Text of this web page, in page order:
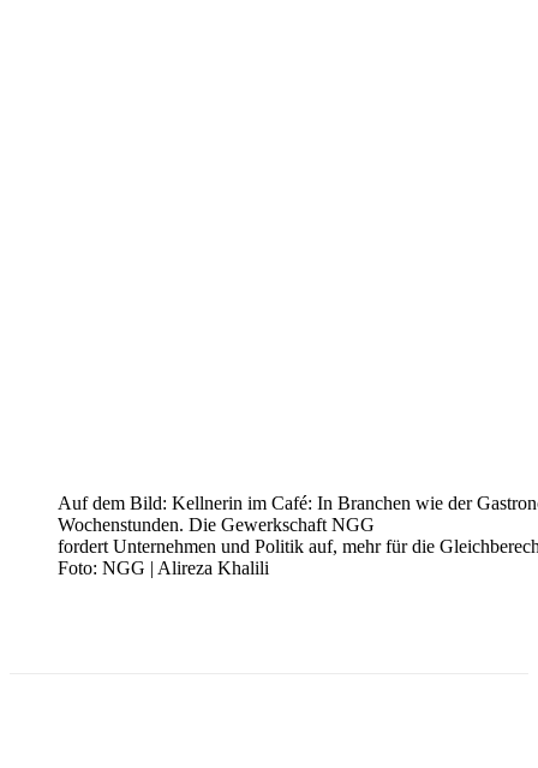
Auf dem Bild: Kellnerin im Café: In Branchen wie der
Wochenstunden. Die Gewerkschaft NGG
fordert Unternehmen und Politik auf, mehr für die
Foto: NGG | Alireza Khalili